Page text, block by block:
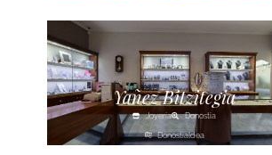
Yañez Bitzitegia
Joyería Donostia
Donostialdea